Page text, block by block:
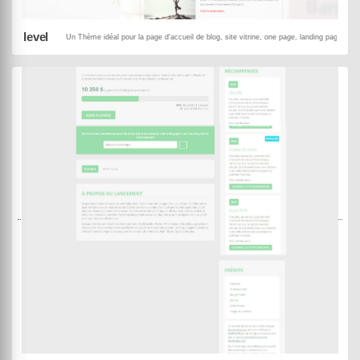
level Un Thème idéal pour la page d'accueil de blog, site vitrine, one page, landing page,
MowXml
Black
DEMO